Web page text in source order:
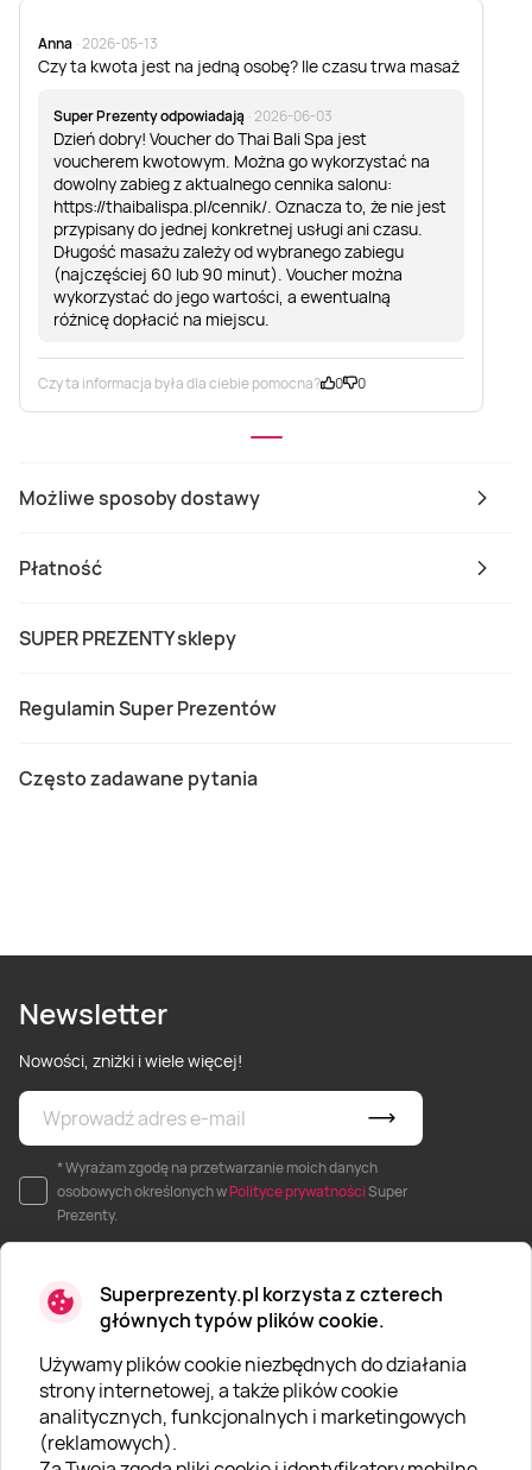
Superprezenty.pl korzysta z czterech
głównych typów plików cookie.
Używamy plików cookie niezbędnych do działania
strony internetowej, a także plików cookie
analitycznych, funkcjonalnych i marketingowych
(reklamowych).
Możliwe sposoby dostawy
Płatność
SUPER PREZENTY sklepy
Regulamin Super Prezentów
Często zadawane pytania
Anna · 2026-05-13
Czy ta kwota jest na jedną osobę? Ile czasu trwa masaż
Super Prezenty odpowiadają · 2026-06-03
Dzień dobry! Voucher do Thai Bali Spa jest
voucherem kwotowym. Można go wykorzystać na
dowolny zabieg z aktualnego cennika salonu:
https://thaibalispa.pl/cennik/. Oznacza to, że nie jest
przypisany do jednej konkretnej usługi ani czasu.
Długość masażu zależy od wybranego zabiegu
(najczęściej 60 lub 90 minut). Voucher można
wykorzystać do jego wartości, a ewentualną
różnicę dopłacić na miejscu.
Czy ta informacja była dla ciebie pomocna? 0 0
Newsletter
Nowości, zniżki i wiele więcej!
* Wyrażam zgodę na przetwarzanie moich danych
osobowych określonych wPolityce prywatnościSuper
Prezenty.
O SUPERPREZENTY
O nas
Aktualności